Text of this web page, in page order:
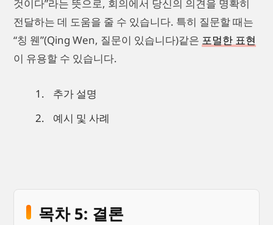
것이다”라는 뜻으로, 회의에서 당신의 의견을 명확히
전달하는 데 도움을 줄 수 있습니다. 특히 질문할 때는
“칭 웬”(Qing Wen, 질문이 있습니다)같은 포멀한 표현
이 유용할 수 있습니다.
추가 설명
예시 및 사례
목차 5: 결론